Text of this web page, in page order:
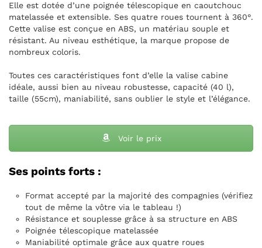
Elle est dotée d’une poignée télescopique en caoutchouc
matelassée et extensible. Ses quatre roues tournent à 360°.
Cette valise est conçue en ABS, un matériau souple et
résistant. Au niveau esthétique, la marque propose de
nombreux coloris.
Toutes ces caractéristiques font d’elle la valise cabine
idéale, aussi bien au niveau robustesse, capacité (40 l),
taille (55cm), maniabilité, sans oublier le style et l’élégance.
Voir le prix
Ses points forts :
Format accepté par la majorité des compagnies (vérifiez
tout de même la vôtre via le tableau !)
Résistance et souplesse grâce à sa structure en ABS
Poignée télescopique matelassée
Maniabilité optimale grâce aux quatre roues